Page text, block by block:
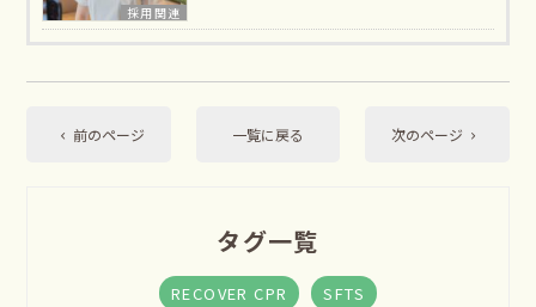
採用関連
前のページ 一覧に戻る 次のページ
タグ一覧
RECOVER CPR SFTS